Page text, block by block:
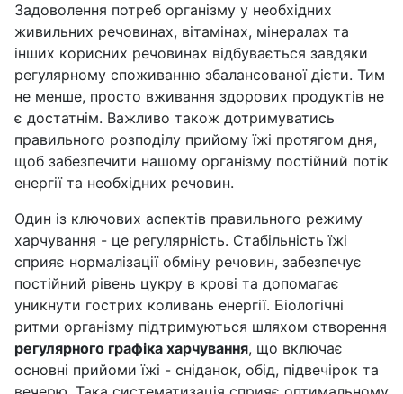
Задоволення потреб організму у необхідних
живильних речовинах, вітамінах, мінералах та
інших корисних речовинах відбувається завдяки
регулярному споживанню збалансованої дієти. Тим
не менше, просто вживання здорових продуктів не
є достатнім. Важливо також дотримуватись
правильного розподілу прийому їжі протягом дня,
щоб забезпечити нашому організму постійний потік
енергії та необхідних речовин.
Один із ключових аспектів правильного режиму
харчування - це регулярність. Стабільність їжі
сприяє нормалізації обміну речовин, забезпечує
постійний рівень цукру в крові та допомагає
уникнути гострих коливань енергії. Біологічні
ритми організму підтримуються шляхом створення
регулярного графіка харчування, що включає
основні прийоми їжі - сніданок, обід, підвечірок та